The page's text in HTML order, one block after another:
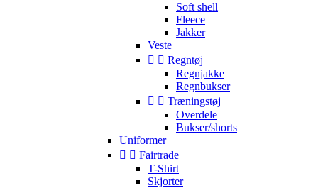
Soft shell
Fleece
Jakker
Veste
  Regntøj
Regnjakke
Regnbukser
  Træningstøj
Overdele
Bukser/shorts
Uniformer
  Fairtrade
T-Shirt
Skjorter